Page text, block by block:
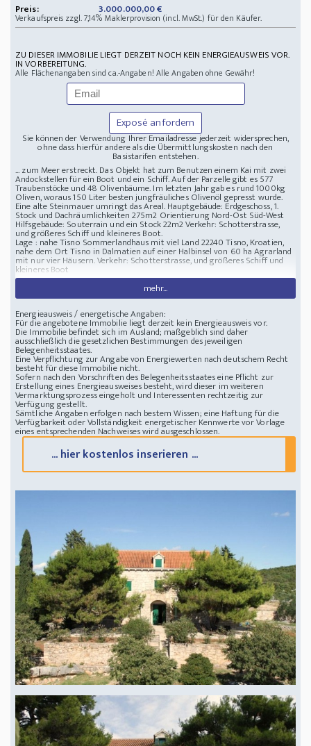
Preis:
3.000.000,00 €
Verkaufspreis zzgl. 7,14% Maklerprovision (incl. MwSt.) für den Käufer.
ZU DIESER IMMOBILIE LIEGT DERZEIT NOCH KEIN ENERGIEAUSWEIS VOR.
IN VORBEREITUNG.
Alle Flächenangaben sind ca.-Angaben! Alle Angaben ohne Gewähr!
Exposé anfordern
Sie können der Verwendung Ihrer Emailadresse jederzeit widersprechen,
ohne dass hierfür andere als die Übermittlungskosten nach den
Basistarifen entstehen.
... zum Meer erstreckt. Das Objekt hat zum Benutzen einem Kai mit zwei
Andockstellen für ein Boot und ein Schiff. Auf der Parzelle gibt es 577
Traubenstöcke und 48 Olivenbäume. Im letzten Jahr gab es rund 1000kg
Oliven, woraus 150 Liter besten jungfräuliches Olivenöl gepresst wurde.
Eine alte Steinmauer umringt das Areal. Hauptgebäude: Erdgeschoss, 1.
Stock und Dachräumlichkeiten 275m2 Orientierung Nord-Ost Süd-West
Hilfsgebäude: Souterrain und ein Stock 22m2 Verkehr: Schotterstrasse,
und größeres Schiff und kleineres Boot.
Lage : nahe Tisno Sommerlandhaus mit viel Land
mehr...
22240 Tisno, Kroatien,
nahe dem Ort Tisno in Dalmatien auf einer Halbinsel von 60 ha Agrarland
mit nur vier Häusern. Verkehr: Schotterstrasse, und größeres Schiff und
kleineres Boot
Energieausweis / energetische Angaben:
Für die angebotene Immobilie liegt derzeit kein Energieausweis vor.
Die Immobilie befindet sich im Ausland; maßgeblich sind daher
ausschließlich die gesetzlichen Bestimmungen des jeweiligen
Belegenheitsstaates.
Eine Verpflichtung zur Angabe von Energiewerten nach deutschem Recht
besteht für diese Immobilie nicht.
Sofern nach den Vorschriften des Belegenheitsstaates eine Pflicht zur
Erstellung eines Energieausweises besteht, wird dieser im weiteren
Vermarktungsprozess eingeholt und Interessenten rechtzeitig zur
Verfügung gestellt.
Sämtliche Angaben erfolgen nach bestem Wissen; eine Haftung für die
Verfügbarkeit oder Vollständigkeit energetischer Kennwerte vor Vorlage
eines entsprechenden Nachweises wird ausgeschlossen.
... hier kostenlos inserieren ...